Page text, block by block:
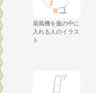
扇風機を服の中に
入れる人のイラス
ト